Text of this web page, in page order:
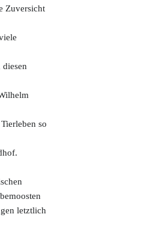
Zuversicht
so
letztlich